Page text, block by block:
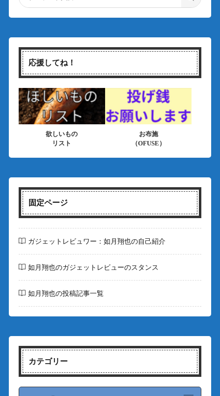
応援してね！
欲しいもの
リスト
お布施
（OFUSE）
固定ページ
ガジェットレビュワー：如月翔也の自己紹介
如月翔也のガジェットレビューのスタンス
如月翔也の投稿記事一覧
カテゴリー